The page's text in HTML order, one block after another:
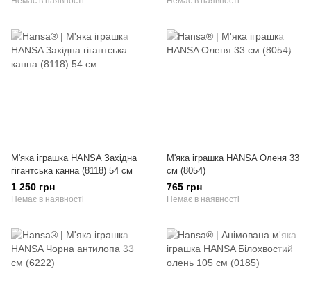
М'яка іграшка HANSA Західна
гігантська канна (8118) 54 см
1 250 грн
Немає в наявності
М'яка іграшка HANSA Оленя 33
см (8054)
765 грн
Немає в наявності